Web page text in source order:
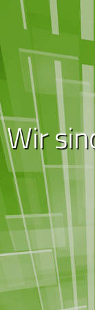
Wir